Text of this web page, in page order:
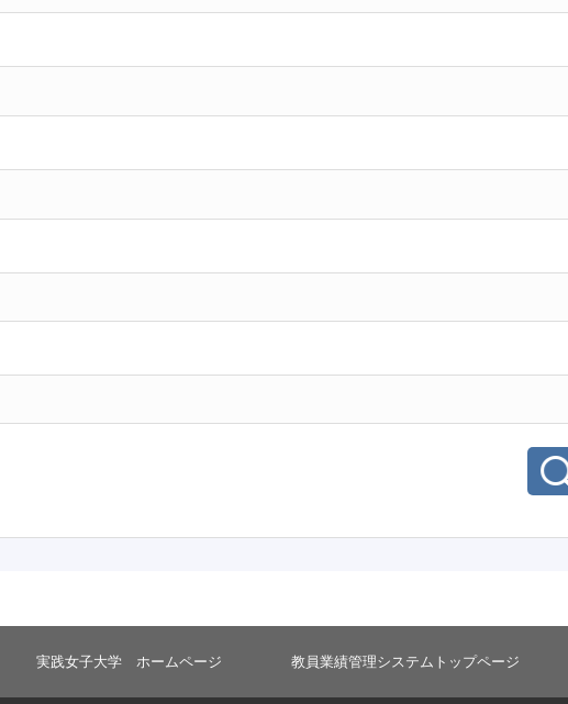
実践女子大学 ホームページ 教員業績管理システムトップページ